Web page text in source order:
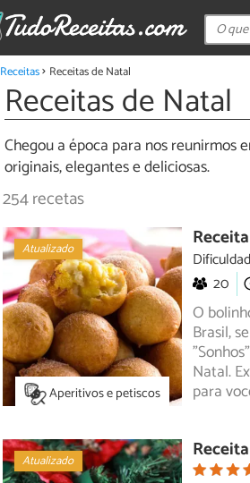
Receitas Receitas de Natal
Receitas de Natal
Chegou a época para nos reunirmos
originais, elegantes e deliciosas.
254 recetas
Aperitivos e petiscos
Atualizado
20
O
Brasil,
"Sonhos"
Natal.
para
Atualizado